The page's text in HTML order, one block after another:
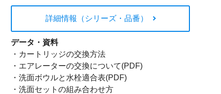
詳細情報（シリーズ・品番）
データ・資料
・ カートリッジの交換方法
・ エアレーターの交換について(PDF)
・洗面ボウルと水栓適合表(PDF)
・洗面セットの組み合わせ方